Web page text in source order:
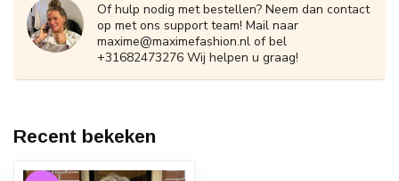
Of hulp nodig met bestellen? Neem dan contact
op met ons support team! Mail naar
maxime@maximefashion.nl of bel
+31682473276 Wij helpen u graag!
Recent bekeken